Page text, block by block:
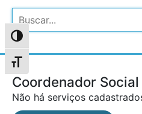
Alternar alto contraste
Alternar tamanho da fonte
Pesquisar
Coordenador Social
Não há serviços